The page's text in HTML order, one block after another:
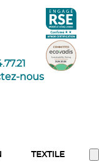
nous
TEXTILE